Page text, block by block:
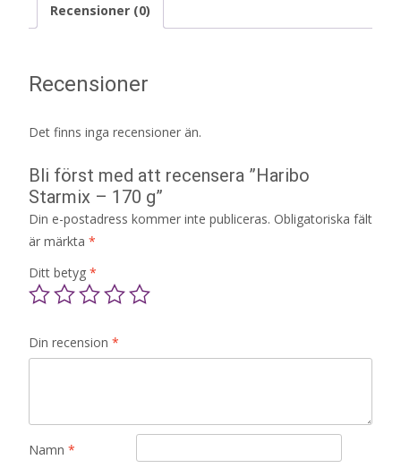
Recensioner (0)
Recensioner
Det finns inga recensioner än.
Bli först med att recensera ”Haribo
Starmix – 170 g”
Din e-postadress kommer inte publiceras. Obligatoriska fält
är märkta *
Ditt betyg *
Din recension *
Namn *